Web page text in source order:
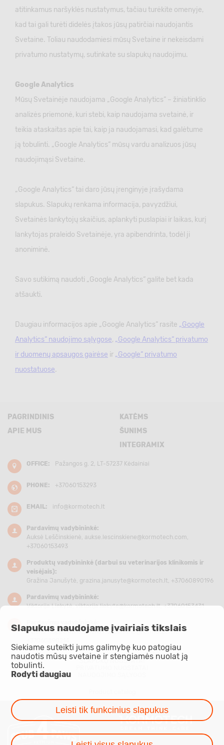
atitinkamus naršyklės nustatymus, tačiau turėkite omenyje,
kad tai gali turėti didelės įtakos jūsų patirčiai naudojantis
Svetaine. Toliau naudodamiesi mūsų Svetaine ir nekeisdami
privatumo nustatymų, sutinkate su slapukų naudojimu.
Google Analytics
Mūsų Svetainėje naudojama „Google Analytics“ – žiniatinklio
analizės priemonė, kuri stebi, kaip naudojama svetainė, ir
teikia ataskaitas apie tai, kaip ja naudojamasi, kad galėtume
ją tobulinti. „Google Analytics“ mūsų vardu analizuos jūsų
naudojimąsi Svetaine.
„Google Analytics“ tai daro jūsų įrenginyje įrašydama
slapukus. Slapukų renkama informacija, pavyzdžiui,
Svetainės lankytojų skaičius, aplankyti puslapiai ir laikas, kurį
lankytojas praleido Svetainėje, yra apibendrinta, todėl ji
anoniminė.
Savo sutikimą naudoti „Google Analytics“ galite bet kada
atšaukti.
Daugiau informacijos apie „Google Analytics“ rasite „Google
Analytics“ naudojimo sąlygose, „Google Analytics“ privatumo
ir duomenų apsaugos gairėse ir „Google“ privatumo
nuostatuose.
PAGRINDINIS
APIE MUS
KATĖMS
ŠUNIMS
INTEGRAMIX
OFFICE: Pažangos g. 2, LT-57237 Kėdainiai
PHONE: +37060153293
EMAIL: info@kormotech.lt
Pardavimų vadybininkė:
Auksė Leščinskienė, aukse.lescinskiene@kormotech.com,
+37060153493
Produktų vadybininkė (darbui su veterinarijos klinikomis ir
veisėjais):
Gražina Janušytė, grazina.janusyte@kormotech.lt, +37060890196
Pardavimų vadybininkė:
Viktorija Liekytė,viktorija.liekyte@kormotech.lt, +37060153431
Pardavimų vadybininkė:
Jelena Hoppenienė,jelena.hoppeniene@kormotech.lt,
SLAPUKŲ NUOSTATAI
Slapukus naudojame įvairiais tikslais
Siekiame suteikti jums galimybę kuo patogiau
naudotis mūsų svetaine ir stengiamės nuolat ją
tobulinti.
Rodyti daugiau
Leisti tik funkcinius slapukus